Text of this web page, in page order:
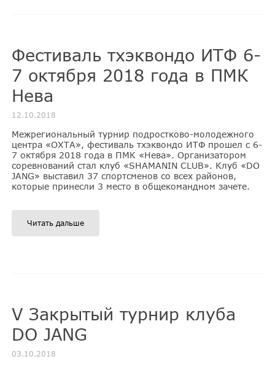
Фестиваль тхэквондо ИТФ 6-
7 октября 2018 года в ПМК
Нева
12.10.2018
Межрегиональный турнир подростково-молодежного
центра «ОХТА», фестиваль тхэквондо ИТФ прошел с 6-
7 октября 2018 года в ПМК «Нева». Организатором
соревнований стал клуб «SHAMANIN CLUB». Клуб «DO
JANG» выставил 37 спортсменов со всех районов,
которые принесли 3 место в общекомандном зачете.
Читать дальше
V Закрытый турнир клуба
DO JANG
03.10.2018